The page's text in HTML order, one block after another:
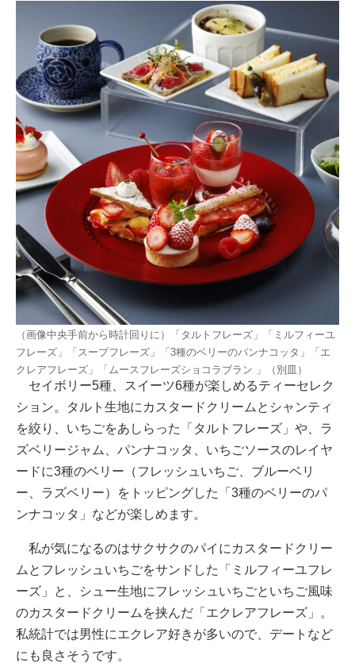
（画像中央手前から時計回りに）「タルトフレーズ」「ミルフィーユ
フレーズ」「スープフレーズ」「3種のベリーのパンナコッタ」「エ
クレアフレーズ」「ムースフレーズショコラブラン 」（別皿）
セイボリー5種、スイーツ6種が楽しめるティーセレク
ション。タルト生地にカスタードクリームとシャンティ
を絞り、いちごをあしらった「タルトフレーズ」や、ラ
ズベリージャム、パンナコッタ、いちごソースのレイヤ
ードに3種のベリー（フレッシュいちご、ブルーベリ
ー、ラズベリー）をトッピングした「3種のベリーのパ
ンナコッタ」などが楽しめます。
私が気になるのはサクサクのパイにカスタードクリー
ムとフレッシュいちごをサンドした「ミルフィーユフレ
ーズ」と、シュー生地にフレッシュいちごといちご風味
のカスタードクリームを挟んだ「エクレアフレーズ」。
私統計では男性にエクレア好きが多いので、デートなど
にも良さそうです。